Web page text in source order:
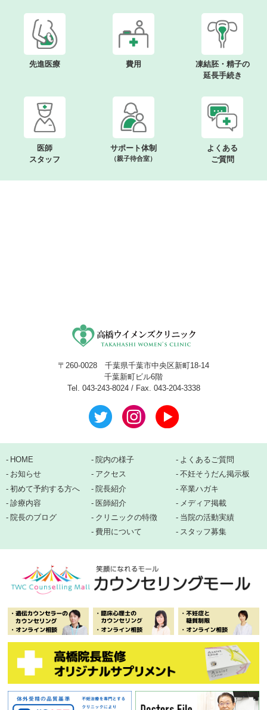
先進医療 費用
凍結胚・精子の
延長手続き
医師
スタッフ
サポート体制
（親子待合室）
よくある
ご質問
〒260-0028 千葉県千葉市中央区新町18-14
千葉新町ビル6階
Tel. 043-243-8024 / Fax. 043-204-3338
HOME
お知らせ
初めて予約する方へ
診療内容
院長のブログ
院内の様子
アクセス
院長紹介
医師紹介
クリニックの特徴
費用について
よくあるご質問
不妊そうだん掲示板
卒業ハガキ
メディア掲載
当院の活動実績
スタッフ募集